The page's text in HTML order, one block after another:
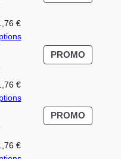
EN
€Plage
de
3,82 €
11,76 €
PROMO
EN
€Plage
de
3,82 €
11,76 €
PROMO
EN
€Plage